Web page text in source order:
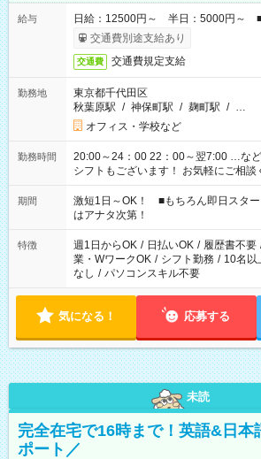
給与
日給：12500円～ 半日：5000円～ ■
交通費別途支給あり
交通費 交通費規定支給
勤務地
東京都千代田区
秋葉原駅 / 神保町駅 / 麹町駅 / …
オフィス・学校など
勤務時間
20:00～24：00 22：00～翌7:00 …など1日4
シフトもございます！ お気軽にご相談
期間
激短1日～OK！ ■もちろん即日スタ
はアナタ次第！
特徴 週1日からOK / 日払いOK / 履歴書不要
業・WワークOK / シフト勤務 / 10名以
なし / パソコンスキル不要
気になる！ 応募する
未読
完全在宅で16時まで！英語&日本
ポート／